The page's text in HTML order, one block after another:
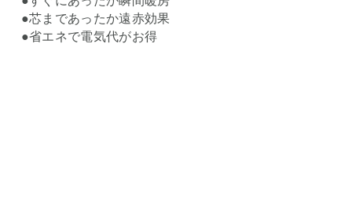
●芯まであったか遠赤効果
●省エネで電気代がお得